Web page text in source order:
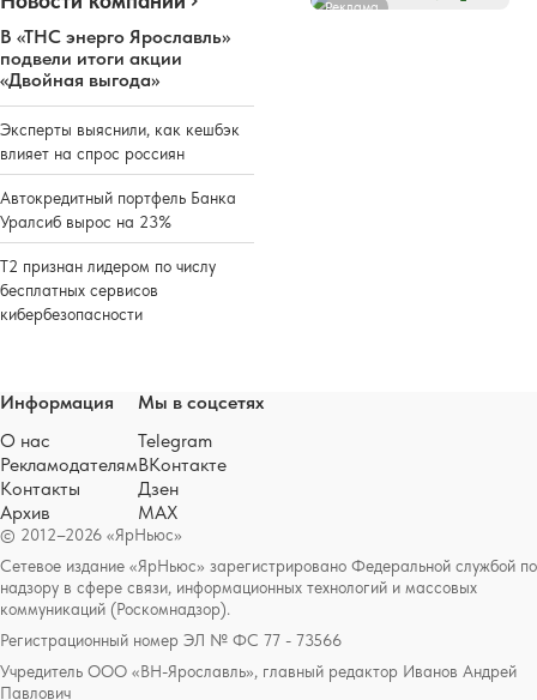
В «ТНС энерго Ярославль»
подвели итоги акции
«Двойная выгода»
Эксперты выяснили, как кешбэк
влияет на спрос россиян
Автокредитный портфель Банка
Уралсиб вырос на 23%
Т2 признан лидером по числу
бесплатных сервисов
кибербезопасности
Реклама
© 2012–2026 «ЯрНьюс»
Сетевое издание «ЯрНьюс» зарегистрировано Федеральной службой по
надзору в сфере связи, информационных технологий и массовых
коммуникаций (Роскомнадзор).
Регистрационный номер ЭЛ № ФС 77 - 73566
Учредитель ООО «ВН-Ярославль», главный редактор Иванов Андрей
Павлович
Информация
О нас
Рекламодателям
Контакты
Архив
Мы в соцсетях
Telegram
ВКонтакте
Дзен
MAX